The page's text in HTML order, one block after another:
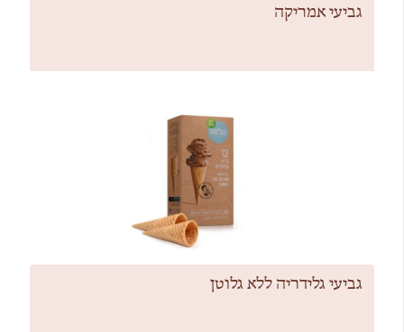
גביעי אמריקה
גביעי גלידריה ללא גלוטן